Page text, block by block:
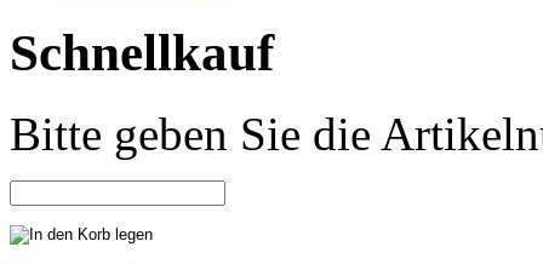
Schnellkauf
Bitte geben Sie die